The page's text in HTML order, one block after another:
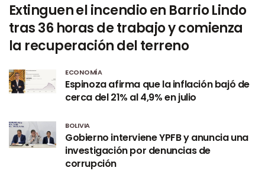
Extinguen el incendio en Barrio Lindo
tras 36 horas de trabajo y comienza
la recuperación del terreno
ECONOMÍA
Espinoza afirma que la inflación bajó de
cerca del 21% al 4,9% en julio
BOLIVIA
Gobierno interviene YPFB y anuncia una
investigación por denuncias de
corrupción